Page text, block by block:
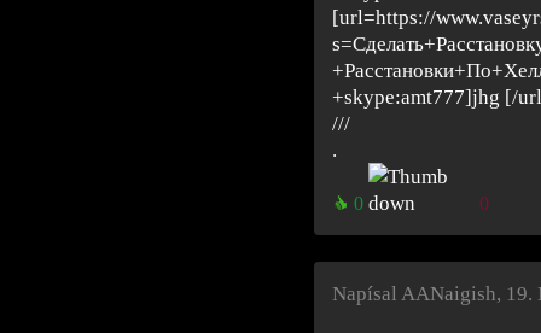
[url=https://
+skype:amt777]jhg [/
///
.
0 0
Napísal AANaigish, 19.